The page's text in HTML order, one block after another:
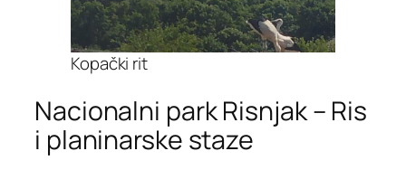
Kopački rit
Nacionalni park Risnjak – Ris
i planinarske staze